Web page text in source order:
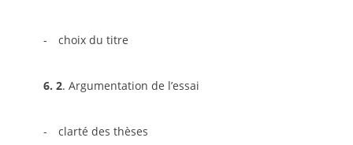
- choix du titre
6. 2. Argumentation de l’essai
- clarté des thèses